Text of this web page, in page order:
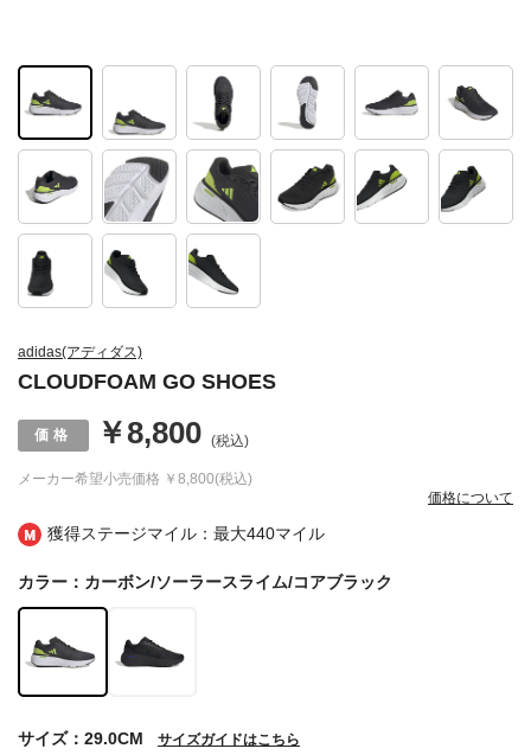
獲得ステージマイル：最大440マイル
adidas(アディダス)
CLOUDFOAM GO SHOES
メーカー希望小売価格 ￥8,800(税込)
￥8,800 (税込)
価格について
カラー：カーボン/ソーラースライム/コアブラック
サイズ：29.0CM サイズガイドはこちら